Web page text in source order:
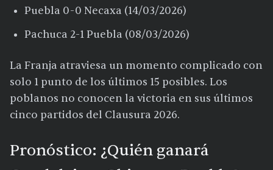
Puebla 0-0 Necaxa (14/03/2026)
Pachuca 2-1 Puebla (08/03/2026)
La Franja atraviesa un momento complicado con
solo 1 punto de los últimos 15 posibles. Los
poblanos no conocen la victoria en sus últimos
cinco partidos del Clausura 2026.
Pronóstico: ¿Quién ganará